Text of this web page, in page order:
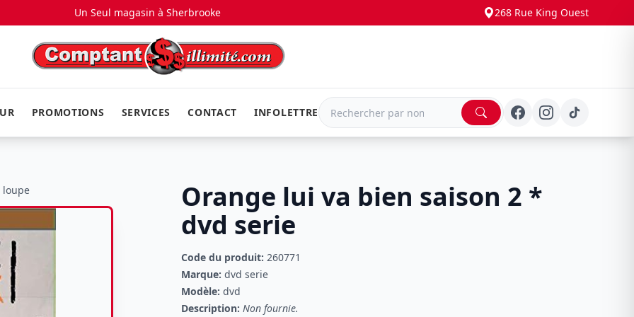
Un Seul magasin à Sherbrooke 268 Rue King Ouest
PROMOTIONS SERVICES CONTACT INFOLETTRE
loupe
Orange lui va bien saison 2 *
dvd serie
Code du produit: 260771
Marque: dvd serie
Modèle: dvd
Description: Non fournie.